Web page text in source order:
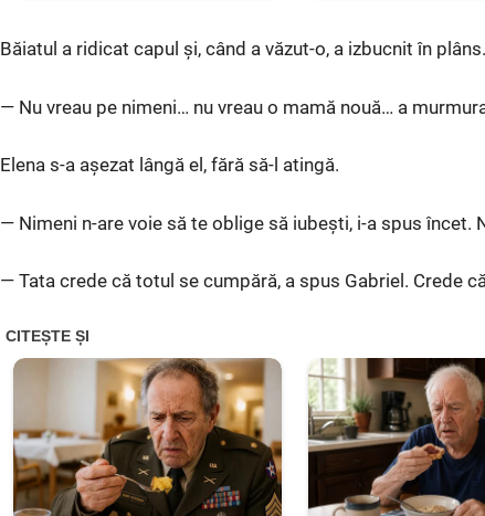
Băiatul a ridicat capul și, când a văzut-o, a izbucnit în plâns.
— Nu vreau pe nimeni… nu vreau o mamă nouă… a
Elena s-a așezat lângă el, fără să-l atingă.
— Nimeni n-are voie să te oblige să iubești, i-a spus încet.
— Tata crede că totul se cumpără, a spus Gabriel. Crede